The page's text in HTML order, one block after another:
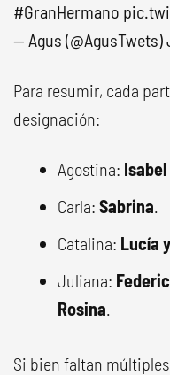
#GranHermano
— Agus (@AgusTwets)
Para resumir, cada
designación:
Agostina:
Carla: Sabrina.
Catalina: Lucía
Juliana:
Rosina.
Si bien faltan